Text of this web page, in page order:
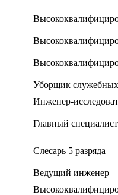
Уборщик
Инженер-
Главный
Слесарь 5 разряда
Ведущий инженер